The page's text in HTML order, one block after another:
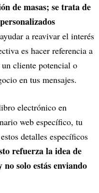
de masas; se trata de
a reavivar el interés
es hacer referencia a
cliente potencial o
en tus mensajes.
electrónico en
web específico, tu
detalles específicos
refuerza la idea de
no solo estás enviando